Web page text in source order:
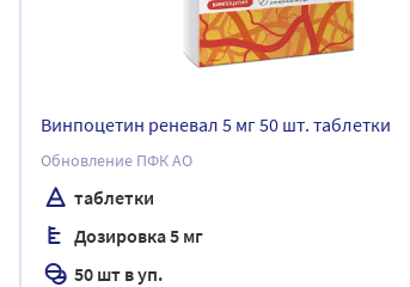
Винпоцетин реневал 5 мг 50 шт. таблетки
Обновление ПФК АО
таблетки
Дозировка 5 мг
50 шт в уп.